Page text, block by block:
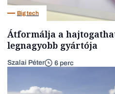
Big tech
Átformálja a
legnagyobb gyártója
Szalai Péter 6 perc